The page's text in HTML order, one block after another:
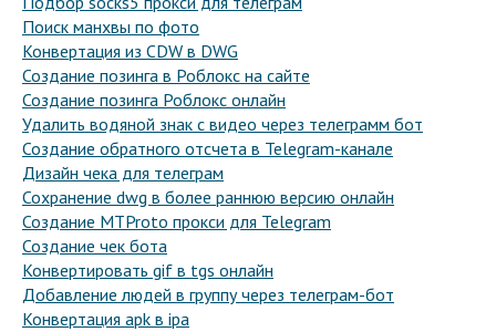
Поиск манхвы по фото
Конвертация из CDW в DWG
Создание позинга в Роблокс на сайте
Создание позинга Роблокс онлайн
Удалить водяной знак с видео через телеграмм бот
Создание обратного отсчета в Telegram-канале
Дизайн чека для телеграм
Сохранение dwg в более раннюю версию онлайн
Создание MTProto прокси для Telegram
Создание чек бота
Конвертировать gif в tgs онлайн
Добавление людей в группу через телеграм-бот
Конвертация apk в ipa